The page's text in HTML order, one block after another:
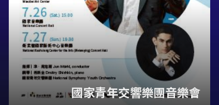
國家青年交響樂團音樂會